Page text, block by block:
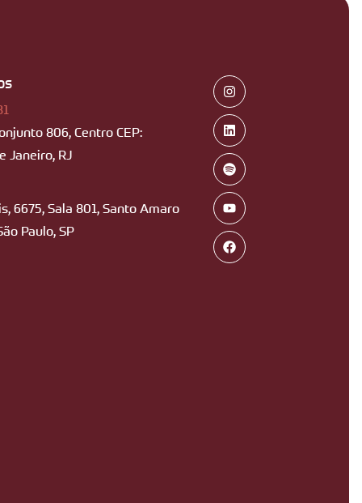
806, Centro CEP:
Janeiro, RJ
6675, Sala 801, Santo Amaro
Paulo, SP